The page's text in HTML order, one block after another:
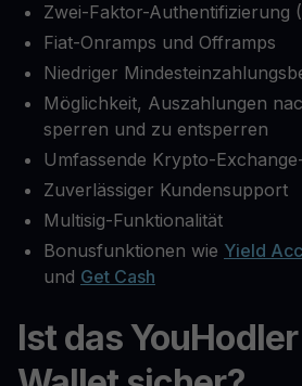
Zwei-Faktor-Authentifizierung
Fiat-Onramps und Offramps
Niedriger
Möglichkeit, Auszahlungen
sperren und zu entsperren
Umfassende Krypto-
Zuverlässiger Kundensupport
Multisig-Funktionalität
Bonusfunktionen wie Yield
und Get Cash
Ist das